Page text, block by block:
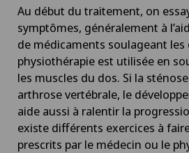
Chirurgie du pied/de la
Chirurgie gastrique
Chirurgie générale
Chirurgie hépatobiliaire
Au début du traitement, on
symptômes, généralement à
de médicaments soulageant les
physiothérapie est utilisée en
les muscles du dos. Si la
arthrose vertébrale, le
aide aussi à ralentir la
existe différents exercices à
prescrits par le médecin ou le